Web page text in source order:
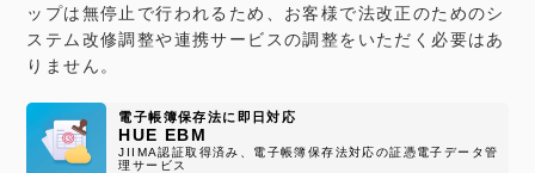
ップは無停止で行われるため、お客様で法改正のためのシ
ステム改修調整や連携サービスの調整をいただく必要はあ
りません。
電子帳簿保存法に即日対応
HUE EBM
JIIMA認証取得済み、電子帳簿保存法対応の証憑電子データ管
理サービス